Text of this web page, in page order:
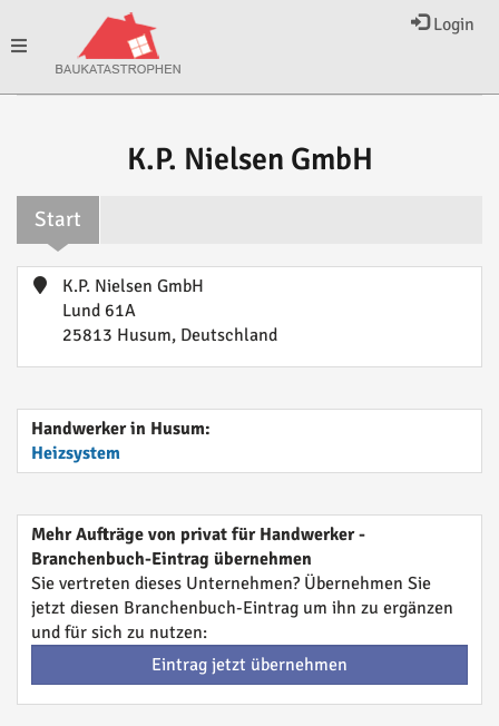
Login
Toggle
K.P. Nielsen GmbH
Start
K.P. Nielsen GmbH
Lund 61A
25813 Husum, Deutschland
Handwerker in Husum:
Heizsystem
Mehr Aufträge von privat für Handwerker -
Branchenbuch-Eintrag übernehmen
Sie vertreten dieses Unternehmen? Übernehmen Sie
jetzt diesen Branchenbuch-Eintrag um ihn zu ergänzen
und für sich zu nutzen:
Eintrag jetzt übernehmen